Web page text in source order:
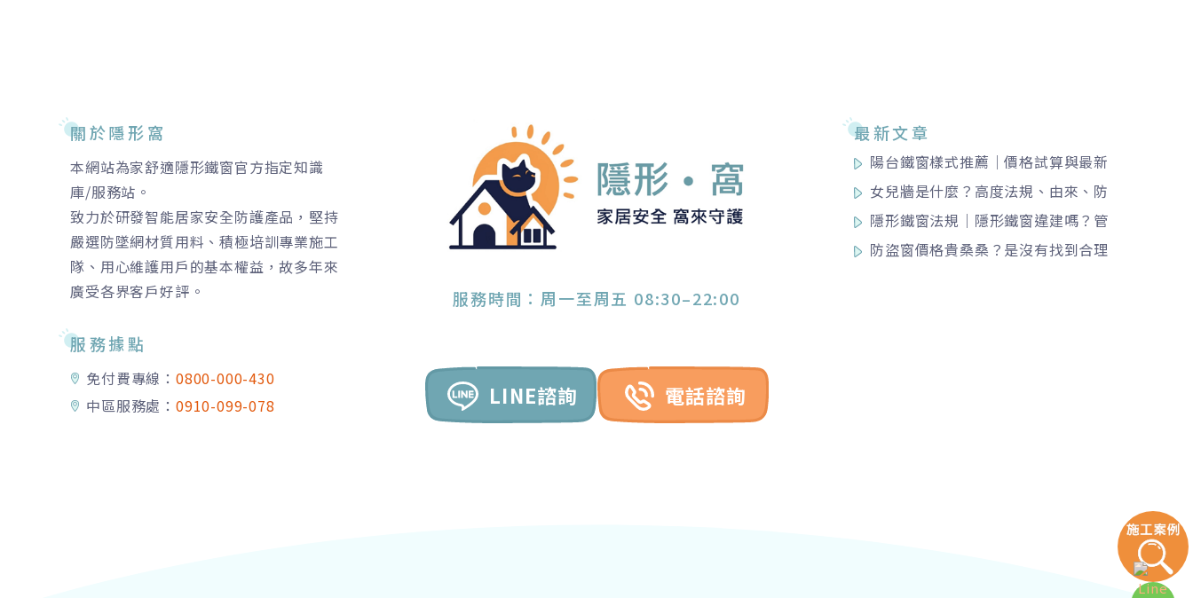
關於隱形窩
本網站為家舒適隱形鐵窗官方指定知識
庫/服務站。
致力於研發智能居家安全防護產品，堅持
嚴選防墜網材質用料、積極培訓專業施工
隊、用心維護用戶的基本權益，故多年來
廣受各界客戶好評。
服務據點
免付費專線：0800-000-430
中區服務處：0910-099-078
服務時間：周一至周五 08:30–22:00
LINE諮詢 電話諮詢
最新文章
陽台鐵窗樣式推薦｜價格試算與最新
法規限制總整理！
女兒牆是什麼？高度法規、由來、防
墜加高方案完整指南
隱形鐵窗法規｜隱形鐵窗違建嗎？管
委會能拆嗎？滴水線、消防規範一次
看
防盜窗價格貴桑桑？是沒有找到合理